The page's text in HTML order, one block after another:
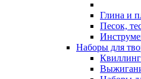
Глина и
Песок,
Наборы для
Квиллинг